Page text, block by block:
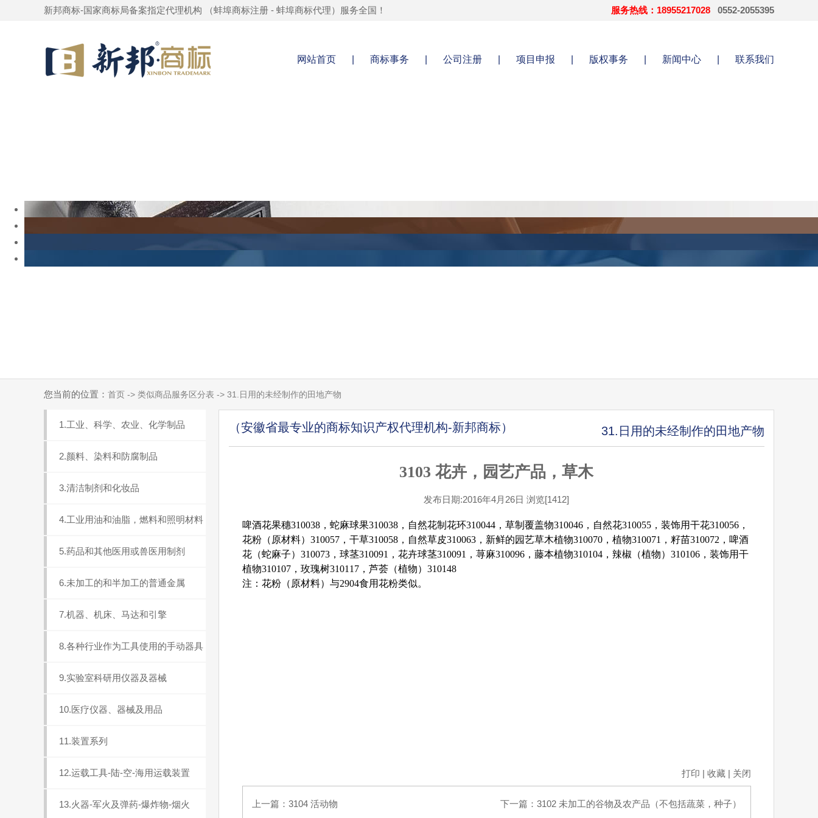
新邦商标-国家商标局备案指定代理机构 （蚌埠商标注册 - 蚌埠商标代理）服务全国！ 服务热线：18955217028 0552-2055395
网站首页 商标事务 公司注册 项目申报 版权事务 新闻中心 联系我们
您当前的位置： 首页 -> 类似商品服务区分表 -> 31.日用的未经制作的田地产物
1.工业、科学、农业、化学制品
2.颜料、染料和防腐制品
3.清洁制剂和化妆品
4.工业用油和油脂，燃料和照明材料
5.药品和其他医用或兽医用制剂
6.未加工的和半加工的普通金属
7.机器、机床、马达和引擎
8.各种行业作为工具使用的手动器具
9.实验室科研用仪器及器械
10.医疗仪器、器械及用品
11.装置系列
12.运载工具-陆-空-海用运载装置
13.火器-军火及弹药-爆炸物-烟火
（安徽省最专业的商标知识产权代理机构-新邦商标） 31.日用的未经制作的田地产物
3103 花卉，园艺产品，草木
发布日期:2016年4月26日 浏览[1412]
啤酒花果穗310038，蛇麻球果310038，自然花制花环310044，草制覆盖物310046，自然花310055，装饰用干花310056，
花粉（原材料）310057，干草310058，自然草皮310063，新鲜的园艺草木植物310070，植物310071，籽苗310072，啤酒
花（蛇麻子）310073，球茎310091，花卉球茎310091，荨麻310096，藤本植物310104，辣椒（植物）310106，装饰用干
植物310107，玫瑰树310117，芦荟（植物）310148
注：花粉（原材料）与2904食用花粉类似。
打印 | 收藏| 关闭
上一篇： 3104 活动物 下一篇： 3102 未加工的谷物及农产品（不包括蔬菜，种子）